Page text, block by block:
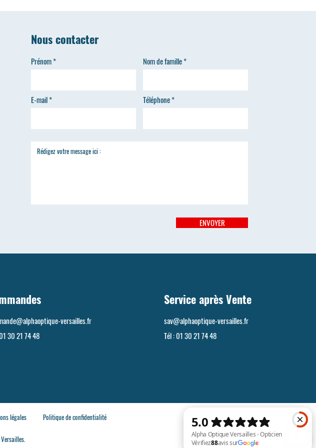
internationales. Ne manquez pas l’occasion de vivre ce
Nous contacter
Prénom
E-mail
Nom de famille
Téléphone
ENVOYER
versailles.fr
30 21 74 48
Service après Vente
sav@alphaoptique-versailles.fr
Tél :01 30 21 74 48
légales Politique de confidentialité